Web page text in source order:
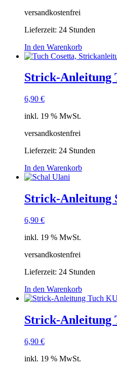
versandkostenfrei
Lieferzeit: 24 Stunden
In den Warenkorb
Strick-Anleitung
6,90 €
inkl. 19 % MwSt.
versandkostenfrei
Lieferzeit: 24 Stunden
In den Warenkorb
Strick-Anleitung
6,90 €
inkl. 19 % MwSt.
versandkostenfrei
Lieferzeit: 24 Stunden
In den Warenkorb
Strick-Anleitung
6,90 €
inkl. 19 % MwSt.